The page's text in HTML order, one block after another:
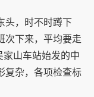
头，时不时蹲下
次下来，平均要走
家山车站始发的中
复杂，各项检查标